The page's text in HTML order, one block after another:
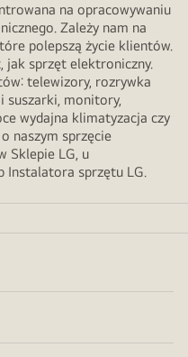
na opracowywaniu
Zależy nam na
polepszą życie klientów.
jak sprzęt elektroniczny.
telewizory, rozrywka
suszarki, monitory,
wydajna klimatyzacja czy
naszym sprzęcie
Sklepie LG, u
Instalatora sprzętu LG.